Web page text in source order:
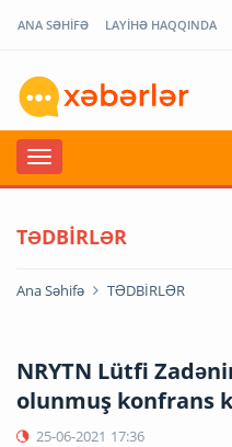
ANA SƏHİFƏ LAYİHƏ HAQQINDA
TƏDBİRLƏR
Ana Səhifə TƏDBİRLƏR
NRYTN Lütfi
olunmuş konfrans
25-06-2021 17:36